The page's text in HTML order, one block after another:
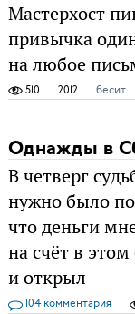
Мастерхост
привычка
на любое
510 2012 бесит
Однажды в
В четверг
нужно было
что деньги
на счёт в
и открыл
104 комментария